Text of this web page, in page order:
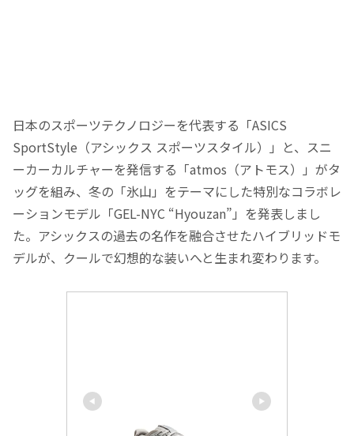
日本のスポーツテクノロジーを代表する「ASICS
SportStyle（アシックス スポーツスタイル）」と、スニ
ーカーカルチャーを発信する「atmos（アトモス）」がタ
ッグを組み、冬の「氷山」をテーマにした特別なコラボレ
ーションモデル「GEL-NYC “Hyouzan”」を発表しまし
た。アシックスの過去の名作を融合させたハイブリッドモ
デルが、クールで幻想的な装いへと生まれ変わります。